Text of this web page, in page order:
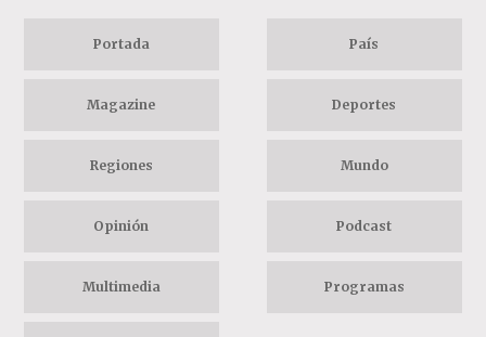
Portada País
Magazine Deportes
Regiones Mundo
Opinión Podcast
Multimedia Programas